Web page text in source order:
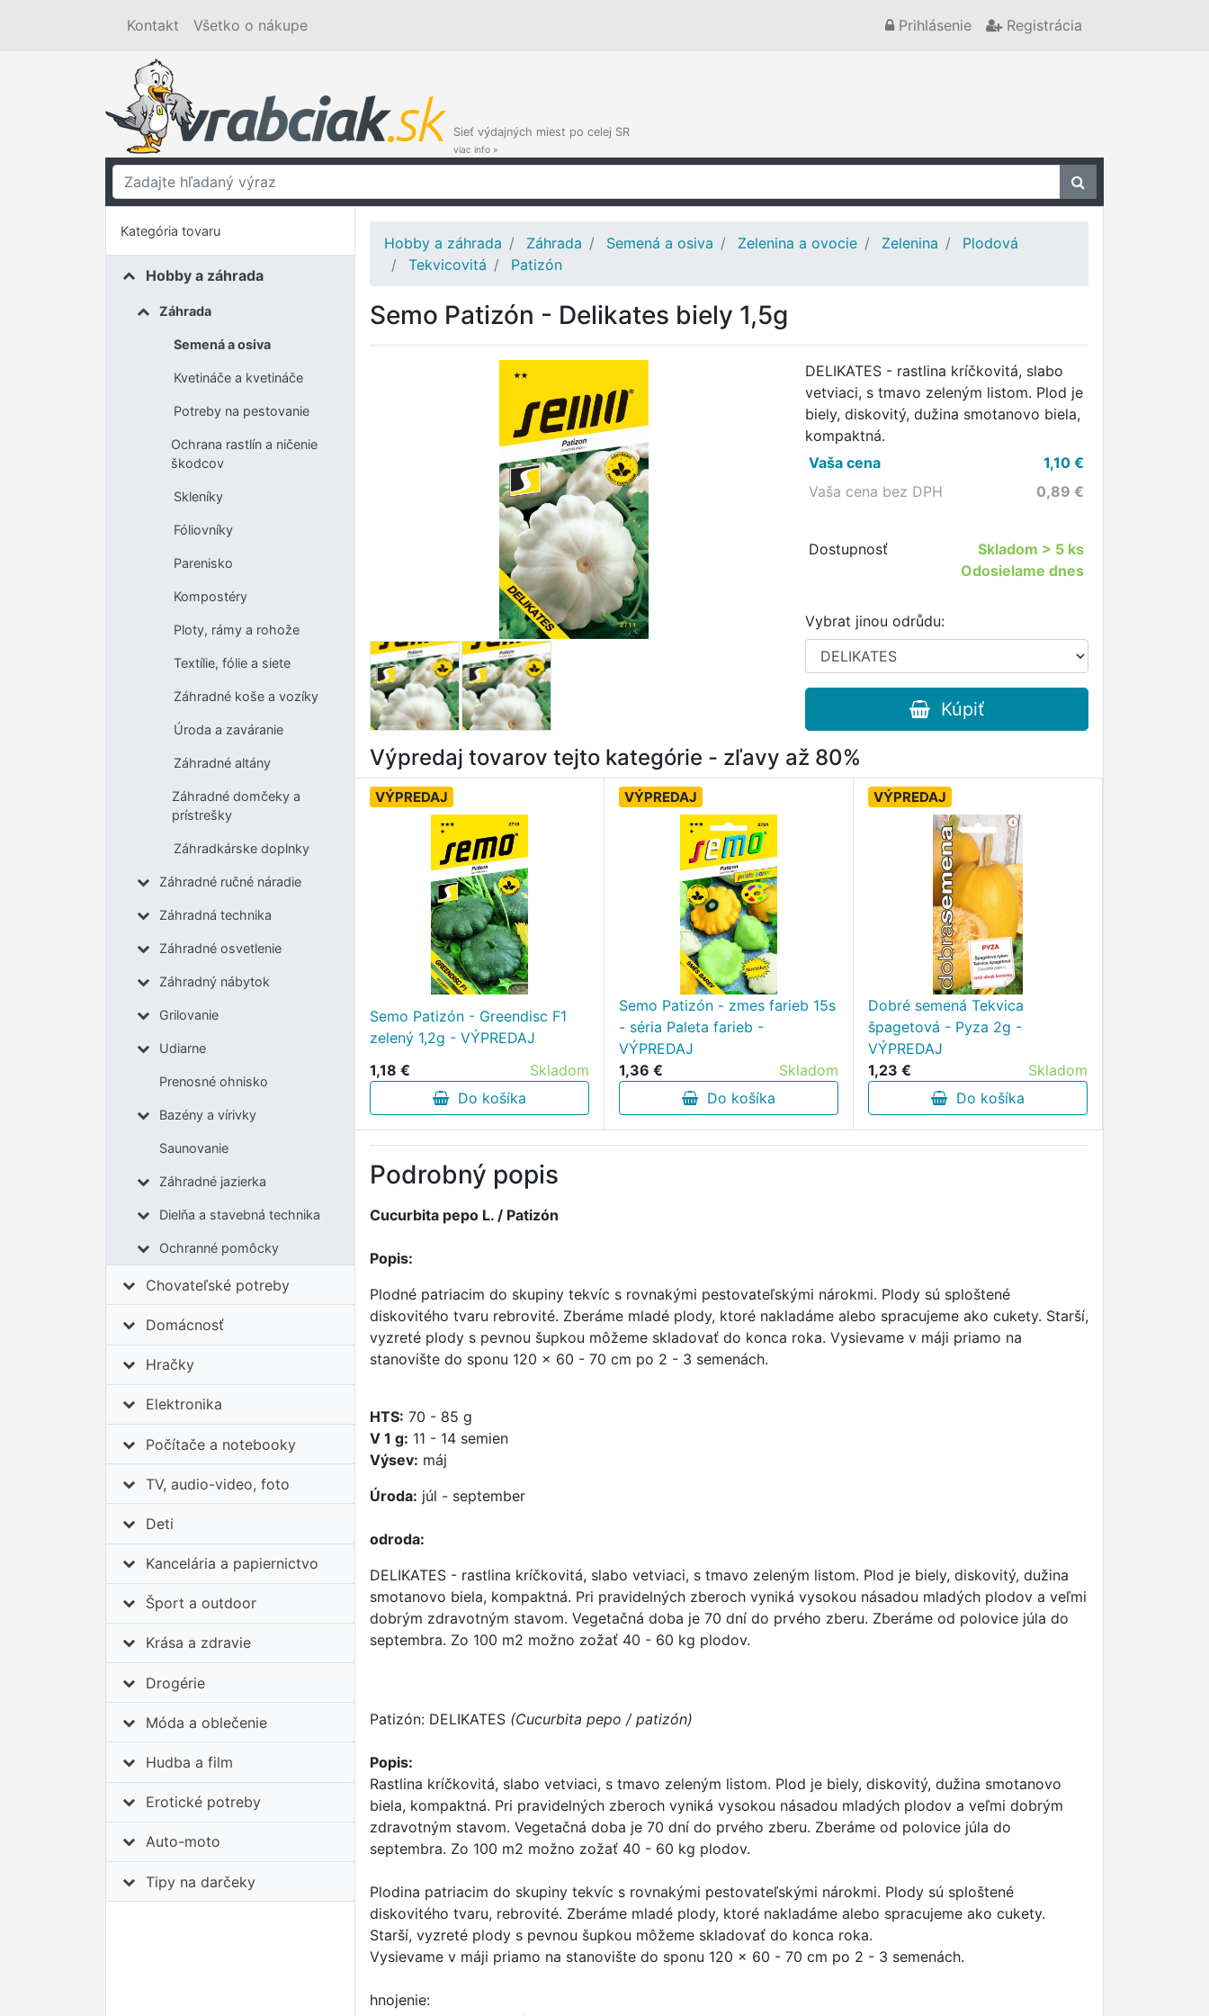
Kontakt Všetko o nákupe Prihlásenie Registrácia
Sieť výdajných miest po celej SR
viac info »
Kategória tovaru
Hobby a záhrada
Záhrada
Semená a osiva
Kvetináče a kvetináče
Potreby na pestovanie
Ochrana rastlín a ničenie
škodcov
Skleníky
Fóliovníky
Parenisko
Kompostéry
Ploty, rámy a rohože
Textílie, fólie a siete
Záhradné koše a vozíky
Úroda a zaváranie
Záhradné altány
Záhradné domčeky a
prístrešky
Záhradkárske doplnky
Záhradné ručné náradie
Záhradná technika
Záhradné osvetlenie
Záhradný nábytok
Grilovanie
Udiarne
Prenosné ohnisko
Bazény a vírivky
Saunovanie
Záhradné jazierka
Dielňa a stavebná technika
Ochranné pomôcky
Chovateľské potreby
Domácnosť
Hračky
Elektronika
Počítače a notebooky
TV, audio-video, foto
Deti
Kancelária a papiernictvo
Šport a outdoor
Krása a zdravie
Drogérie
Móda a oblečenie
Hudba a film
Erotické potreby
Auto-moto
Tipy na darčeky
Hobby a záhrada Záhrada Semená a osiva Zelenina a ovocie Zelenina
Plodová
Tekvicovitá
Patizón
Semo Patizón - Delikates biely 1,5g
DELIKATES - rastlina kríčkovitá, slabo
vetviaci, s tmavo zeleným listom. Plod je
biely, diskovitý, dužina smotanovo biela,
kompaktná.
Vaša cena
1,10€
Vaša cena bez DPH
0,89 €
Dostupnosť Skladom > 5 ks
Odosielame dnes
Vybrat jinou odrůdu:
Kúpiť
Výpredaj tovarov tejto kategórie - zľavy až 80%
VÝPREDAJ
Semo Patizón - Greendisc F1
zelený 1,2g - VÝPREDAJ
1,18 €
Skladom
Do košíka
VÝPREDAJ
Semo Patizón - zmes farieb 15s
- séria Paleta farieb -
VÝPREDAJ
1,36 €
Skladom
Do košíka
VÝPREDAJ
Dobré semená Tekvica
špagetová - Pyza 2g -
VÝPREDAJ
1,23 €
Skladom
Do košíka
Podrobný popis
Cucurbita pepo L. / Patizón
Popis:
Plodné patriacim do skupiny tekvíc s rovnakými pestovateľskými nárokmi. Plody sú sploštené
diskovitého tvaru rebrovité. Zberáme mladé plody, ktoré nakladáme alebo spracujeme ako cukety. Starší,
vyzreté plody s pevnou šupkou môžeme skladovať do konca roka. Vysievame v máji priamo na
stanovište do sponu 120 x 60 - 70 cm po 2 - 3 semenách.
HTS: 70 - 85 g
V 1 g: 11 - 14 semien
Výsev: máj
Úroda: júl - september
odroda:
DELIKATES - rastlina kríčkovitá, slabo vetviaci, s tmavo zeleným listom. Plod je biely, diskovitý, dužina
smotanovo biela, kompaktná. Pri pravidelných zberoch vyniká vysokou násadou mladých plodov a veľmi
dobrým zdravotným stavom. Vegetačná doba je 70 dní do prvého zberu. Zberáme od polovice júla do
septembra. Zo 100 m2 možno zožať 40 - 60 kg plodov.
Patizón: DELIKATES (Cucurbita pepo / patizón)
Popis:
Rastlina kríčkovitá, slabo vetviaci, s tmavo zeleným listom. Plod je biely, diskovitý, dužina smotanovo
biela, kompaktná. Pri pravidelných zberoch vyniká vysokou násadou mladých plodov a veľmi dobrým
zdravotným stavom. Vegetačná doba je 70 dní do prvého zberu. Zberáme od polovice júla do
septembra. Zo 100 m2 možno zožať 40 - 60 kg plodov.
Plodina patriacim do skupiny tekvíc s rovnakými pestovateľskými nárokmi. Plody sú sploštené
diskovitého tvaru, rebrovité. Zberáme mladé plody, ktoré nakladáme alebo spracujeme ako cukety.
Starší, vyzreté plody s pevnou šupkou môžeme skladovať do konca roka.
Vysievame v máji priamo na stanovište do sponu 120 x 60 - 70 cm po 2 - 3 semenách.
hnojenie: